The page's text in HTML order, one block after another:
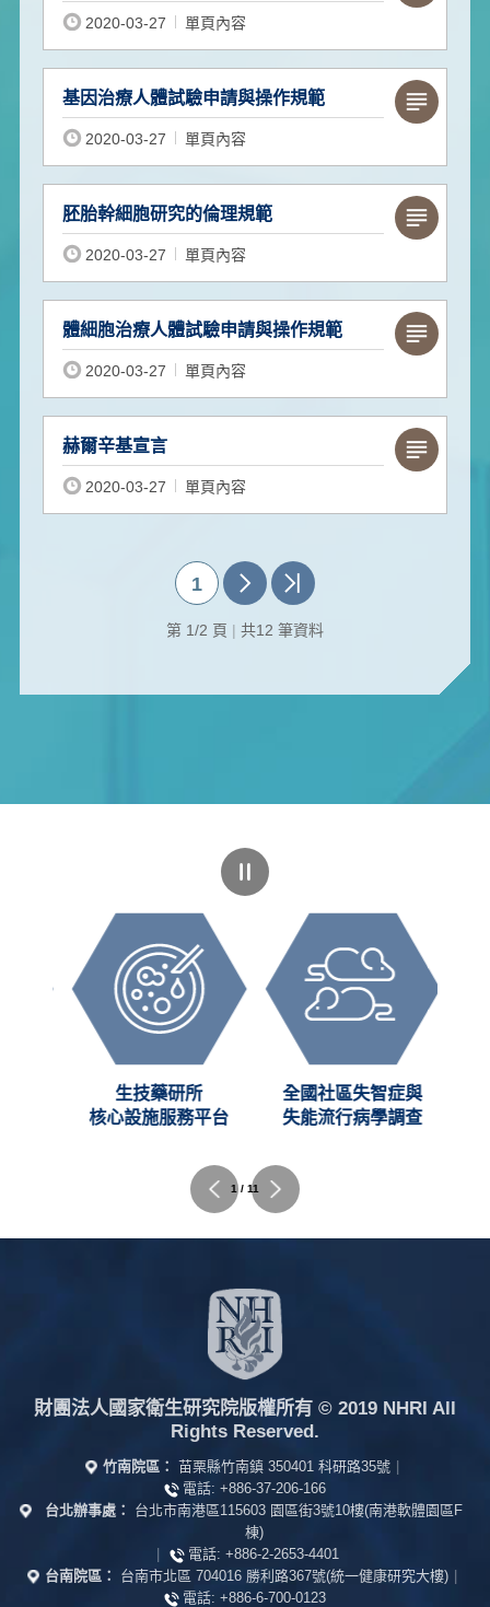
2020-03-27 單頁內容
基因治療人體試驗申請與操作規範
2020-03-27 單頁內容
胚胎幹細胞研究的倫理規範
2020-03-27 單頁內容
體細胞治療人體試驗申請與操作規範
2020-03-27 單頁內容
赫爾辛基宣言
2020-03-27 單頁內容
1
第 1/2 頁 | 共12 筆資料
生技藥研所
核心設施服務平台
全國社區失智症與
失能流行病學調查
1 / 11
財團法人國家衛生研究院版權所有 © 2019 NHRI All
Rights Reserved.
竹南院區： 苗栗縣竹南鎮 350401 科研路35號 |
電話: +886-37-206-166
台北辦事處：
台北市南港區115603 園區街3號10樓(南港軟體園區F
棟)
|
電話: +886-2-2653-4401
台南院區：
台南市北區 704016 勝利路367號(統一健康研究大樓) |
電話: +886-6-700-0123